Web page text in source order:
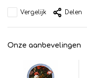
Vergelijk Delen
Onze aanbevelingen